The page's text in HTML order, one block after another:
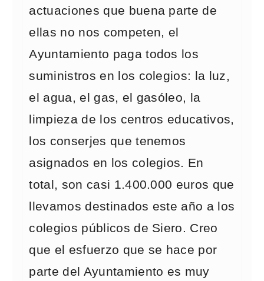
actuaciones que buena parte de
ellas no nos competen, el
Ayuntamiento paga todos los
suministros en los colegios: la luz,
el agua, el gas, el gasóleo, la
limpieza de los centros educativos,
los conserjes que tenemos
asignados en los colegios. En
total, son casi 1.400.000 euros que
llevamos destinados este año a los
colegios públicos de Siero. Creo
que el esfuerzo que se hace por
parte del Ayuntamiento es muy